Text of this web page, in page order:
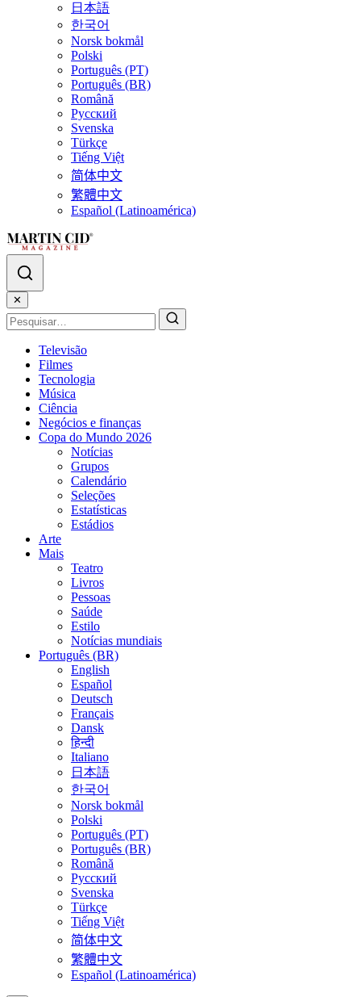
日本語
한국어
Norsk bokmål
Polski
Português (PT)
Português (BR)
Română
Русский
Svenska
Türkçe
Tiếng Việt
简体中文
繁體中文
Español (Latinoamérica)
✕
Televisão
Filmes
Tecnologia
Música
Ciência
Negócios e finanças
Copa do Mundo 2026
Notícias
Grupos
Calendário
Seleções
Estatísticas
Estádios
Arte
Mais
Teatro
Livros
Pessoas
Saúde
Estilo
Notícias mundiais
Português (BR)
English
Español
Deutsch
Français
Dansk
हिन्दी
Italiano
日本語
한국어
Norsk bokmål
Polski
Português (PT)
Português (BR)
Română
Русский
Svenska
Türkçe
Tiếng Việt
简体中文
繁體中文
Español (Latinoamérica)